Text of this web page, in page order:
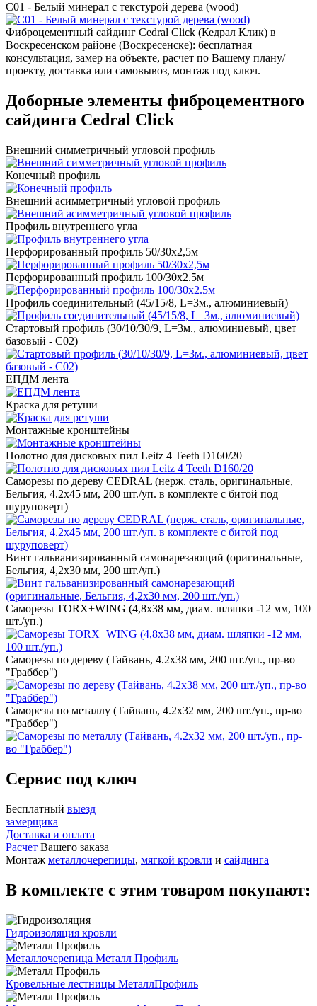
C01 - Белый минерал с текстурой дерева (wood)
Фиброцементный сайдинг Cedral Click (Кедрал Клик) в
Воскресенском районе (Воскресенске): бесплатная
консультация, замер на объекте, расчет по Вашему плану/
проекту, доставка или самовывоз, монтаж под ключ.
Доборные элементы фиброцементного
сайдинга Cedral Click
Внешний симметричный угловой профиль
Конечный профиль
Внешний асимметричный угловой профиль
Профиль внутреннего угла
Перфорированный профиль 50/30х2,5м
Перфорированный профиль 100/30х2.5м
Профиль соединительный (45/15/8, L=3м., алюминиевый)
Стартовый профиль (30/10/30/9, L=3м., алюминиевый, цвет
базовый - С02)
ЕПДМ лента
Краска для ретуши
Монтажные кронштейны
Полотно для дисковых пил Leitz 4 Teeth D160/20
Саморезы по дереву CEDRAL (нерж. сталь, оригинальные,
Бельгия, 4.2x45 мм, 200 шт./уп. в комплекте с битой под
шуруповерт)
Винт гальванизированный самонарезающий (оригинальные,
Бельгия, 4,2х30 мм, 200 шт./уп.)
Саморезы TORX+WING (4,8x38 мм, диам. шляпки -12 мм, 100
шт./уп.)
Саморезы по дереву (Тайвань, 4.2x38 мм, 200 шт./уп., пр-во
"Граббер")
Саморезы по металлу (Тайвань, 4.2x32 мм, 200 шт./уп., пр-во
"Граббер")
Сервис под ключ
Бесплатный выезд
замерщика
Доставка и оплата
Расчет Вашего заказа
Монтаж металлочерепицы, мягкой кровли и сайдинга
В комплекте с этим товаром покупают:
Гидроизоляция кровли
Металлочерепица Металл Профиль
Кровельные лестницы МеталлПрофиль